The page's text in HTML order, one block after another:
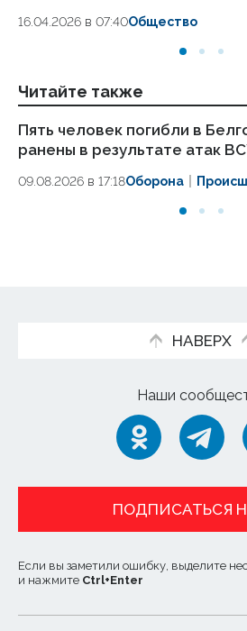
16.04.2026 в 07:40Общество
Читайте также
Пять человек погибли в
ранены в результате атак
09.08.2026 в 17:18Оборона
НАВЕРХ
Наши
ПОДПИСАТЬСЯ
Если вы заметили ошибку, выделите
и нажмите Ctrl+Enter